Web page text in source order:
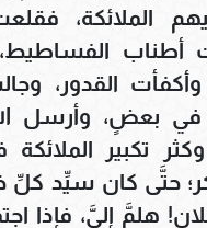
الملائكة،
أطناب
وأكفأت القدور،
بعضٍ، وأرسل
تكبير
حتَّى كان سيِّد كلِّ
هلمَّ إليَّ، فإذا